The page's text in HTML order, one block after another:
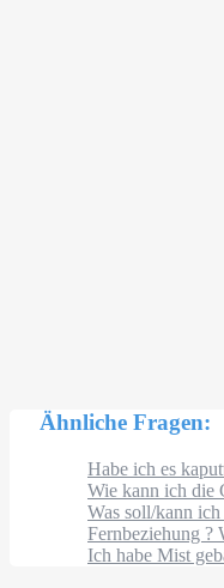
Ähnliche Fragen:
Habe ich es
Wie kann ich die
Was soll/kann ich
Fernbeziehung ?
Ich habe Mist